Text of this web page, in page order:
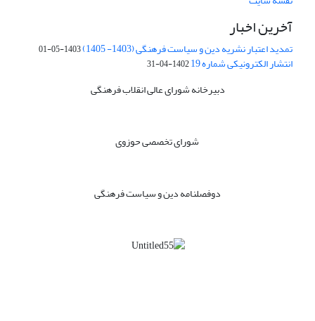
آخرین اخبار
تمدید اعتبار نشریه دین و سیاست فرهنگی (1403- 1405) 1403-05-01
انتشار الکترونیکی شماره 19 1402-04-31
دبیرخانه شورای عالی انقلاب فرهنگی
شورای تخصصی حوزوی
دوفصلنامه دین و سیاست فرهنگی